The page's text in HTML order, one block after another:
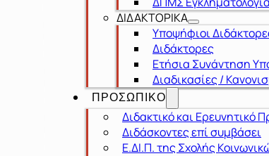
ΔΙΔΑΚΤΟΡΙΚΑ
Υποψήφιοι
Διδάκτορες
Ετήσια Συνάντηση
Διαδικασίες /
ΠΡΟΣΩΠΙΚΟ
Διδακτικό και Ερευνητικό
Διδάσκοντες επί συμβάσει
Ε.ΔΙ.Π. της Σχολής